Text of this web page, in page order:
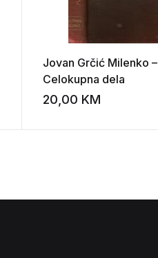
to wishlist
Jovan Grčić Milenko –
Celokupna dela
20,00 KM